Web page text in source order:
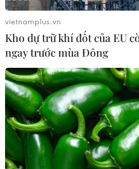
vietnamplus.vn
Kho dự trữ khí đốt của EU
ngay trước mùa Đông